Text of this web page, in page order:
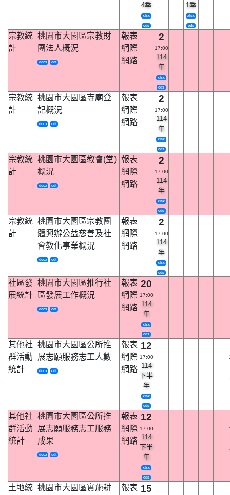
4季
xlsx
ods
1季
xlsx
ods
宗教統
計
桃園市大園區宗教財
團法人概況
docx odt
報表
網際
網路
2
17:00
114
年
xlsx
ods
宗教統
計
桃園市大園區寺廟登
記概況
docx odt
報表
網際
網路
2
17:00
114
年
xlsx
ods
宗教統
計
桃園市大園區教會(堂)
概況
docx odt
報表
網際
網路
2
17:00
114
年
xlsx
ods
宗教統
計
桃園市大園區宗教團
體興辦公益慈善及社
會教化事業概況
docx odt
報表
網際
網路
2
17:00
114
年
xlsx
ods
社區發
展統計
桃園市大園區推行社
區發展工作概況
docx odt
報表
網際
網路
20
17:00
114
年
xlsx
ods
其他社
群活動
統計
桃園市大園區公所推
展志願服務志工人數
docx odt
報表
網際
網路
12
17:00
114
下半
年
xlsx
ods
其他社
群活動
統計
桃園市大園區公所推
展志願服務志工服務
成果
docx odt
報表
網際
網路
12
17:00
114
下半
年
xlsx
ods
土地統 桃園市大園區實施耕
報表 15